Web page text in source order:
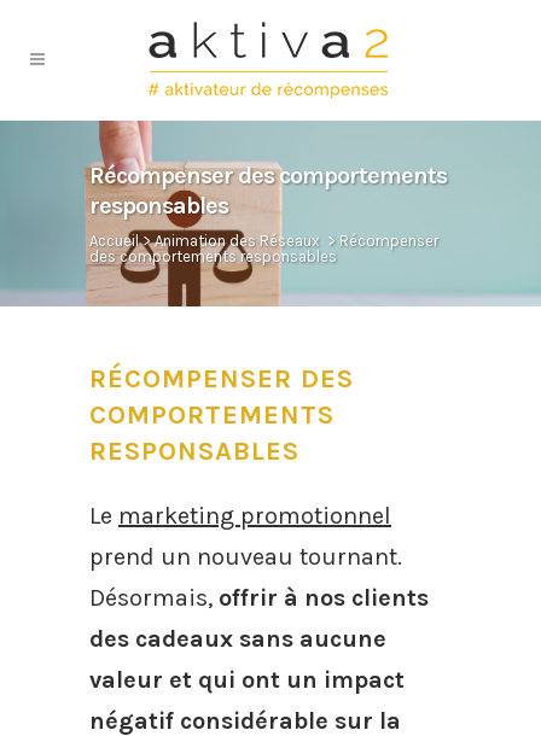
Récompenser des comportements
responsables
Accueil>Animation des Réseaux > Récompenser
des comportements responsables
RÉCOMPENSER DES
COMPORTEMENTS
RESPONSABLES
Le marketing promotionnel
prend un nouveau tournant.
Désormais, offrir à nos clients
des cadeaux sans aucune
valeur et qui ont un impact
négatif considérable sur la